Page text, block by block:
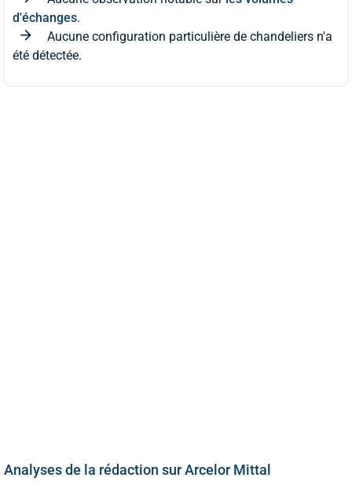
d'échanges.
Aucune configuration particulière de chandeliers n'a
été détectée.
Analyses de la rédaction sur Arcelor Mittal